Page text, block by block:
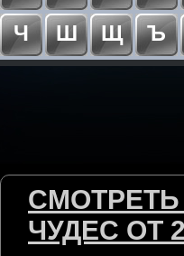
Ч
Ш Щ Ъ
ЧУДЕС ОТ